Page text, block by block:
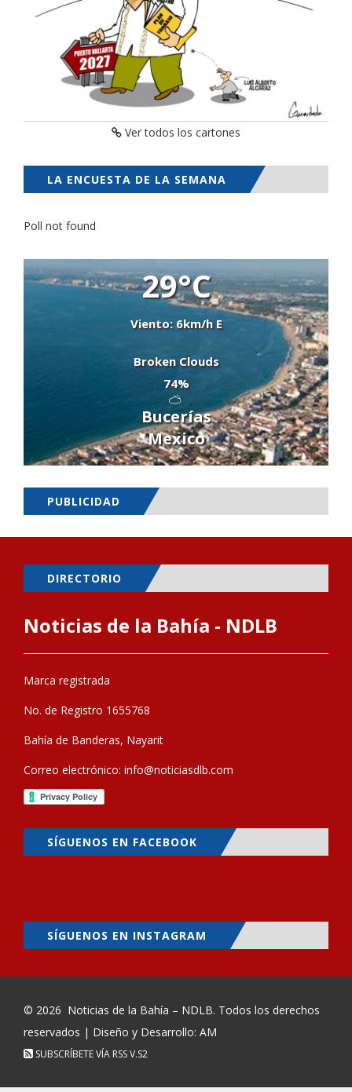
Ver todos los cartones
LA ENCUESTA DE LA SEMANA
Poll not found
29°C
Viento: 6km/h E
Broken Clouds
74%
Bucerías
Mexico
PUBLICIDAD
DIRECTORIO
Noticias de la Bahía - NDLB
Marca registrada
No. de Registro 1655768
Bahía de Banderas, Nayarit
Correo electrónico: info@noticiasdlb.com
SÍGUENOS EN FACEBOOK
SÍGUENOS EN INSTAGRAM
© 2026 Noticias de la Bahía – NDLB. Todos los derechos
reservados | Diseño y Desarrollo: AM
SUBSCRÍBETE VÍA RSSV.S2